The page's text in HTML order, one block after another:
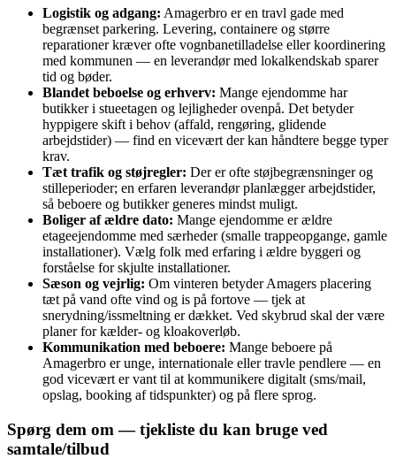
Logistik og adgang: Amagerbro er en travl gade med
begrænset parkering. Levering, containere og større
reparationer kræver ofte vognbanetilladelse eller koordinering
med kommunen — en leverandør med lokalkendskab sparer
tid og bøder.
Blandet beboelse og erhverv: Mange ejendomme har
butikker i stueetagen og lejligheder ovenpå. Det betyder
hyppigere skift i behov (affald, rengøring, glidende
arbejdstider) — find en vicevært der kan håndtere begge typer
krav.
Tæt trafik og støjregler: Der er ofte støjbegrænsninger og
stilleperioder; en erfaren leverandør planlægger arbejdstider,
så beboere og butikker generes mindst muligt.
Boliger af ældre dato: Mange ejendomme er ældre
etageejendomme med særheder (smalle trappeopgange, gamle
installationer). Vælg folk med erfaring i ældre byggeri og
forståelse for skjulte installationer.
Sæson og vejrlig: Om vinteren betyder Amagers placering
tæt på vand ofte vind og is på fortove — tjek at
snerydning/issmeltning er dækket. Ved skybrud skal der være
planer for kælder- og kloakoverløb.
Kommunikation med beboere: Mange beboere på
Amagerbro er unge, internationale eller travle pendlere — en
god vicevært er vant til at kommunikere digitalt (sms/mail,
opslag, booking af tidspunkter) og på flere sprog.
Spørg dem om — tjekliste du kan bruge ved
samtale/tilbud